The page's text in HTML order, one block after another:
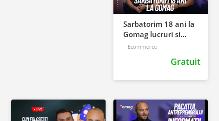
Sarbatorim 18 ani la
Gomag lucruri si
ponturi mai putin
Ecommerce
Gratuit